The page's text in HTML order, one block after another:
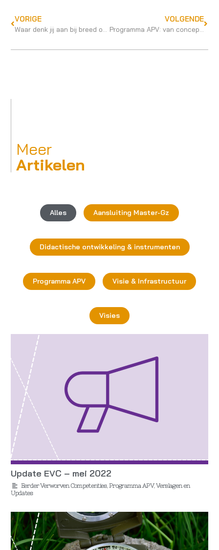
VORIGE
Waar denk jij aan bij breed opleiden?
VOLGENDE
Programma APV: van conceptadvies tot definitief advies
Meer
Artikelen
Alles Aansluiting Master-Gz
Didactische ontwikkeling & instrumenten
Programma APV Visie & Infrastructuur
Visies
Update EVC – mei 2022
Eerder Verworven Competenties,Programma APV,Verslagen en
Updates